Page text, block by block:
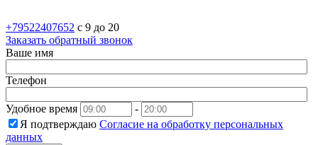
+79522407652 c 9 до 20
Заказать обратный звонок
Ваше имя
Телефон
Удобное время
-
Я подтверждаю Согласие на обработку персональных
данных